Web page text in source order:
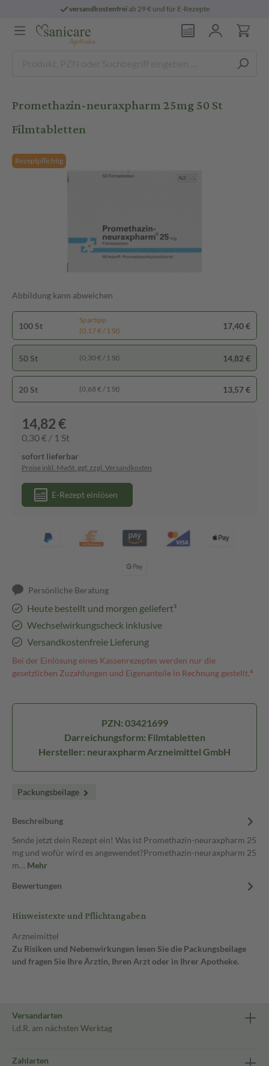
versandkostenfreiab 29 € und für E-Rezepte
Promethazin-neuraxpharm 25mg 50 St
Filmtabletten
Rezeptpflichtig
Abbildung kann abweichen
100 St
Spartipp
(0,17 € / 1 St)
17,40 €
50 St (0,30 € / 1 St) 14,82 €
20 St (0,68 € / 1 St) 13,57 €
14,82 €
0,30 € / 1 St
sofort lieferbar
Preise inkl. MwSt. ggf. zzgl. Versandkosten
E-Rezept einlösen
Persönliche Beratung
Heute bestellt und morgen geliefert³
Wechselwirkungscheck inklusive
Versandkostenfreie Lieferung
Bei der Einlösung eines Kassenrezeptes werden nur die
gesetzlichen Zuzahlungen und Eigenanteile in Rechnung gestellt.⁴
PZN: 03421699
Darreichungsform: Filmtabletten
Hersteller: neuraxpharm Arzneimittel GmbH
Packungsbeilage
Beschreibung
Sende jetzt dein Rezept ein! Was ist Promethazin-neuraxpharm 25
mg und wofür wird es angewendet?Promethazin-neuraxpharm 25
m… Mehr
Bewertungen
Hinweistexte und Pflichtangaben
Arzneimittel
Zu Risiken und Nebenwirkungen lesen Sie die Packungsbeilage
und fragen Sie Ihre Ärztin, Ihren Arzt oder in Ihrer Apotheke.
Versandarten
i.d.R. am nächsten Werktag
Zahlarten